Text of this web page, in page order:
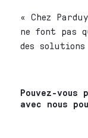
« Chez
ne font pas
des
Pouvez-
avec nous